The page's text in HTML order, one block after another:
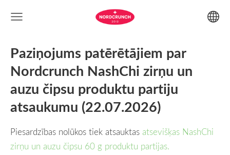
Paziņojums patērētājiem par
Nordcrunch NashChi zirņu un
auzu čipsu produktu partiju
atsaukumu (22.07.2026)
Piesardzības nolūkos tiek atsauktas atsevišķas NashChi
zirņu un auzu čipsu 60 g produktu partijas.